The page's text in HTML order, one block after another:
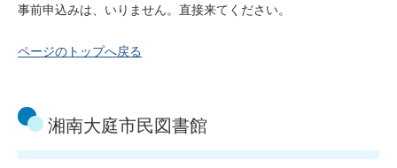
事前申込みは、いりません。直接来てください。
ページのトップへ戻る
湘南大庭市民図書館